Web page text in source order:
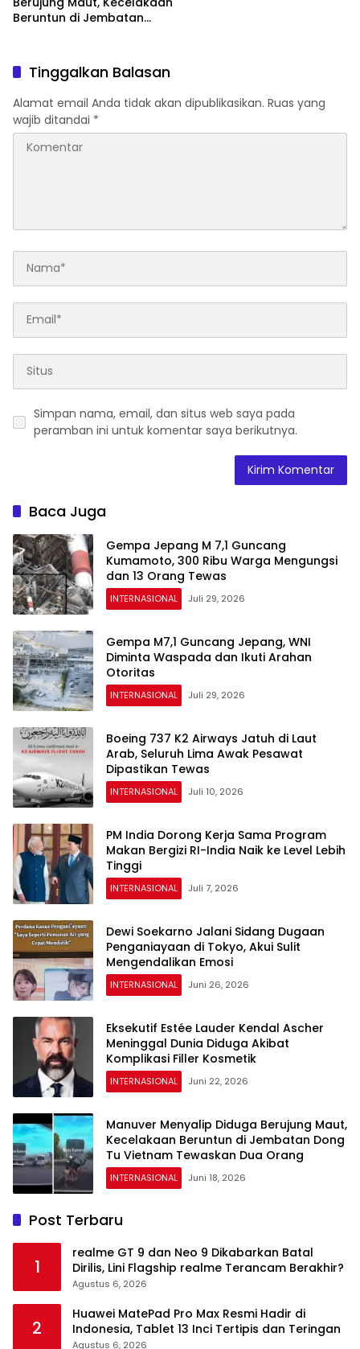
Beruntun di Jembatan
Tinggalkan Balasan
Alamat email Anda tidak akan dipublikasikan. Ruas yang
wajib ditandai *
Simpan nama, email, dan situs web saya pada
peramban ini untuk komentar saya berikutnya.
Baca Juga
Gempa Jepang M 7,1 Guncang
Kumamoto, 300 Ribu Warga Mengungsi
dan 13 Orang Tewas
INTERNASIONAL Juli 29, 2026
Gempa M7,1 Guncang Jepang, WNI
Diminta Waspada dan Ikuti Arahan
Otoritas
INTERNASIONAL Juli 29, 2026
Boeing 737 K2 Airways Jatuh di Laut
Arab, Seluruh Lima Awak Pesawat
Dipastikan Tewas
INTERNASIONAL Juli 10, 2026
PM India Dorong Kerja Sama Program
Makan Bergizi RI-India Naik ke Level Lebih
Tinggi
INTERNASIONAL Juli 7, 2026
Dewi Soekarno Jalani Sidang Dugaan
Penganiayaan di Tokyo, Akui Sulit
Mengendalikan Emosi
INTERNASIONAL Juni 26, 2026
Eksekutif Estée Lauder Kendal Ascher
Meninggal Dunia Diduga Akibat
Komplikasi Filler Kosmetik
INTERNASIONAL Juni 22, 2026
Manuver Menyalip Diduga Berujung Maut,
Kecelakaan Beruntun di Jembatan Dong
Tu Vietnam Tewaskan Dua Orang
INTERNASIONAL Juni 18, 2026
Post Terbaru
1
realme GT 9 dan Neo 9 Dikabarkan Batal
Dirilis, Lini Flagship realme Terancam Berakhir?
Agustus 6, 2026
2
Huawei MatePad Pro Max Resmi Hadir di
Indonesia, Tablet 13 Inci Tertipis dan Teringan
Agustus 6, 2026